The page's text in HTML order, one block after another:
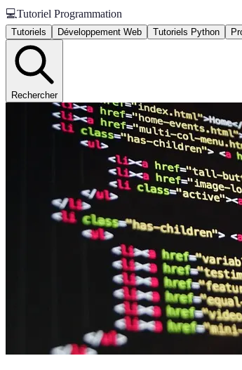
💻Tutoriel Programmation
Tutoriels Développement Web Tutoriels Python
Rechercher